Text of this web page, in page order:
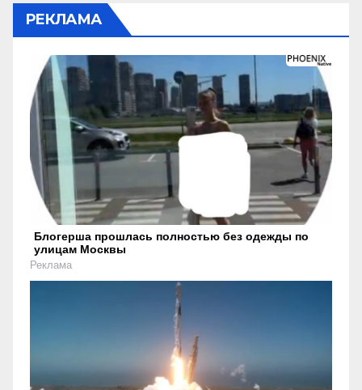
РЕКЛАМА
Блогерша прошлась полностью без одежды по
улицам Москвы
Реклама